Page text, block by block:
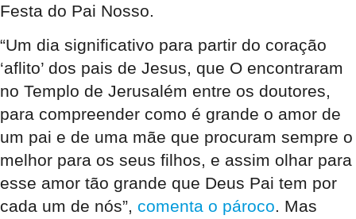
Festa do Pai Nosso.
“Um dia significativo para partir do coração
‘aflito’ dos pais de Jesus, que O encontraram
no Templo de Jerusalém entre os doutores,
para compreender como é grande o amor de
um pai e de uma mãe que procuram sempre o
melhor para os seus filhos, e assim olhar para
esse amor tão grande que Deus Pai tem por
cada um de nós”, comenta o pároco. Mas